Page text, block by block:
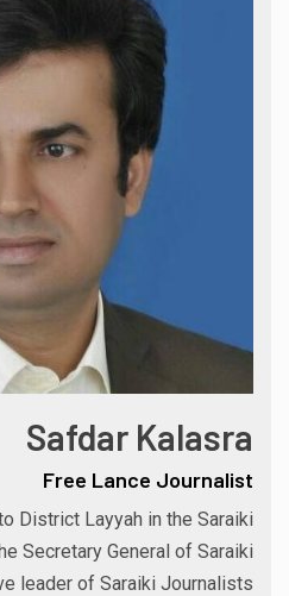
Safdar Kalasra
Free Lance Journalist
District Layyah in the Saraiki
Secretary General of Saraiki
leader of Saraiki Journalists